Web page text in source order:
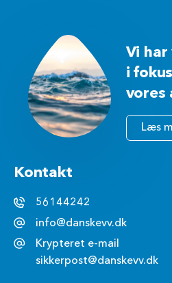
Vi
i
vores
Læs
Kontakt
56144242
info@danskevv.dk
Krypteret e-mail
sikkerpost@danskevv.dk